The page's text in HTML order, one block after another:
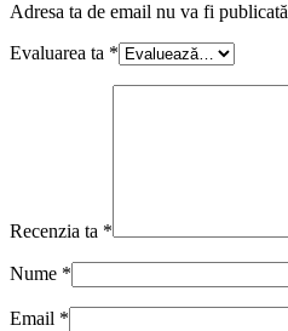
Adresa ta de email nu va fi
Evaluarea ta *
Recenzia ta *
Nume *
Email *